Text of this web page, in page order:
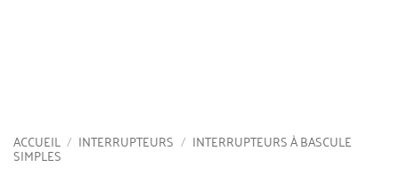
ACCUEIL / INTERRUPTEURS / INTERRUPTEURS À BASCULE
SIMPLES